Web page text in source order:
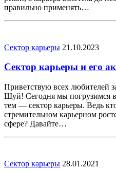
правильно применять…
Сектор карьеры 21.10.2023
Сектор карьеры и его
Приветствую всех любителей
Шуй! Сегодня мы погрузимся
тем — сектор карьеры. Ведь
стремительном карьерном
сфере? Давайте…
Сектор карьеры 28.01.2021